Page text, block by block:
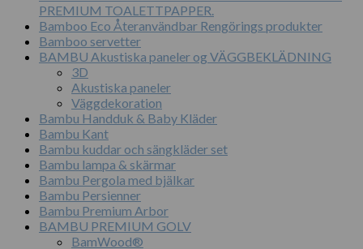
PREMIUM TOALETTPAPPER.
Bamboo Eco Återanvändbar Rengörings produkter
Bamboo servetter
BAMBU Akustiska paneler og VÄGGBEKLÄDNING
3D
Akustiska paneler
Väggdekoration
Bambu Handduk & Baby Kläder
Bambu Kant
Bambu kuddar och sängkläder set
Bambu lampa & skärmar
Bambu Pergola med bjälkar
Bambu Persienner
Bambu Premium Arbor
BAMBU PREMIUM GOLV
BamWood®